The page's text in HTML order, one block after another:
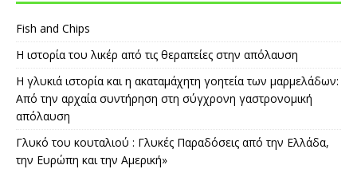
Fish and Chips
Η ιστορία του λικέρ από τις θεραπείες στην απόλαυση
Η γλυκιά ιστορία και η ακαταμάχητη γοητεία των μαρμελάδων:
Από την αρχαία συντήρηση στη σύγχρονη γαστρονομική
απόλαυση
Γλυκό του κουταλιού : Γλυκές Παραδόσεις από την Ελλάδα,
την Ευρώπη και την Αμερική»